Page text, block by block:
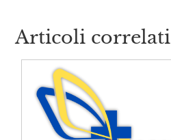
Articoli correlati